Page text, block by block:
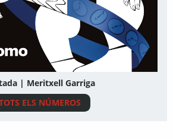
| Meritxell Garriga
ELS NÚMEROS